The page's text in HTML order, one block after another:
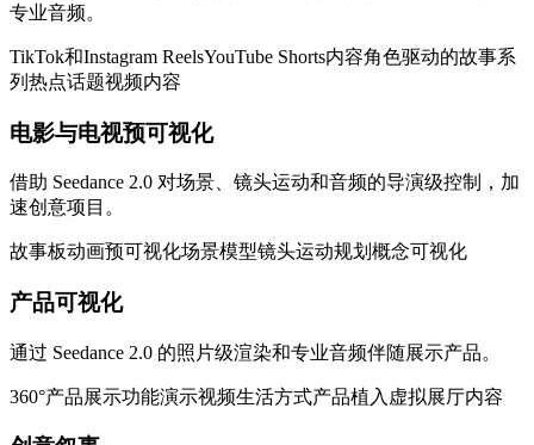
专业音频。
TikTok和Instagram ReelsYouTube Shorts内容角色驱动的故事系
列 热点话题视频内容
电影与电视预可视化
借助 Seedance 2.0 对场景、镜头运动和音频的导演级控制，加
速创意项目。
故事板动画预可视化场景模型镜头运动规划 概念可视化
产品可视化
通过 Seedance 2.0 的照片级渲染和专业音频伴随展示产品。
360°产品展示功能演示视频生活方式产品植入 虚拟展厅内容